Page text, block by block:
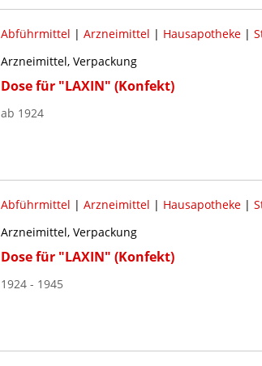
Abführmittel | Arzneimittel | Hausapotheke|
Arzneimittel, Verpackung
Dose für "LAXIN" (Konfekt)
ab 1924
Abführmittel | Arzneimittel | Hausapotheke|
Arzneimittel, Verpackung
Dose für "LAXIN" (Konfekt)
1924 - 1945